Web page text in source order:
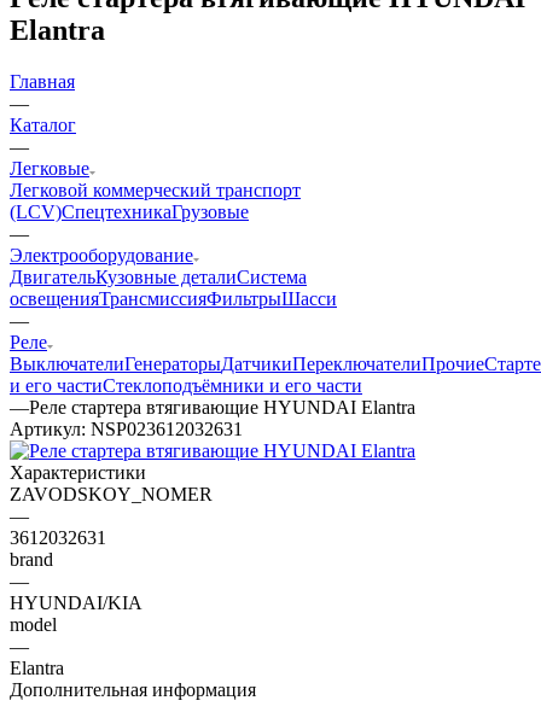
Elantra
Главная
—
Каталог
—
Легковые
Легковой коммерческий транспорт
(LCV)СпецтехникаГрузовые
—
Электрооборудование
ДвигательКузовные деталиСистема
освещенияТрансмиссияФильтрыШасси
—
Реле
ВыключателиГенераторыДатчикиПереключателиПрочие
и его частиСтеклоподъёмники и его части
—Реле стартера втягивающие HYUNDAI Elantra
Артикул: NSP023612032631
Характеристики
ZAVODSKOY_NOMER
—
3612032631
brand
—
HYUNDAI/KIA
model
—
Elantra
Дополнительная информация